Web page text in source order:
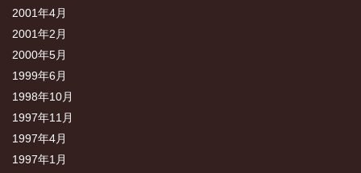
2001年4月
2001年2月
2000年5月
1999年6月
1998年10月
1997年11月
1997年4月
1997年1月